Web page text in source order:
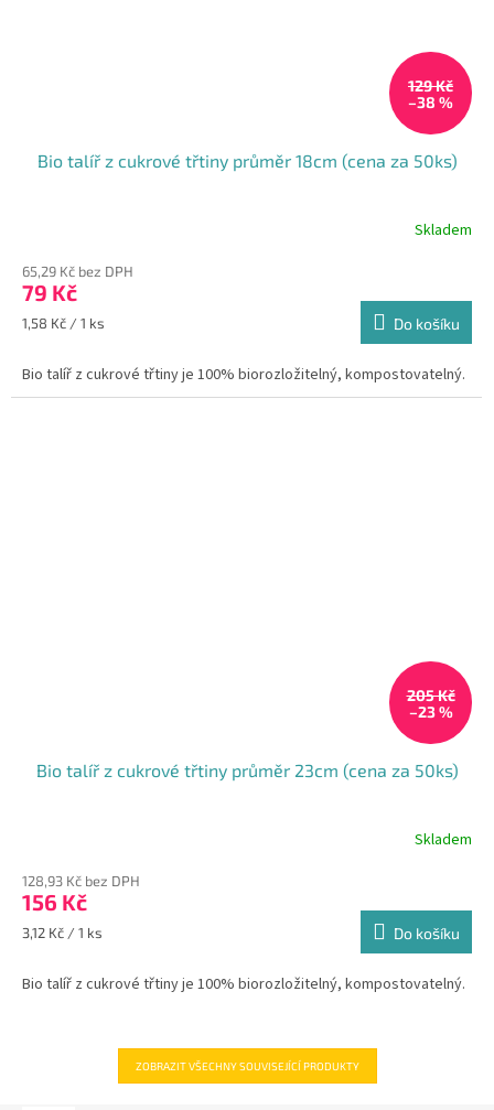
129 Kč
–38 %
Bio talíř z cukrové třtiny průměr 18cm (cena za 50ks)
Skladem
65,29 Kč bez DPH
79 Kč
Měrná
1,58 Kč / 1 ks Do košíku
Bio talíř z cukrové třtiny je 100% biorozložitelný, kompostovatelný.
205 Kč
–23 %
Bio talíř z cukrové třtiny průměr 23cm (cena za 50ks)
produktu
je
5,0
hvězdiček.
Skladem
128,93 Kč bez DPH
156 Kč
Měrná
3,12 Kč / 1 ks Do košíku
Bio talíř z cukrové třtiny je 100% biorozložitelný, kompostovatelný.
ZOBRAZIT VŠECHNY SOUVISEJÍCÍ PRODUKTY